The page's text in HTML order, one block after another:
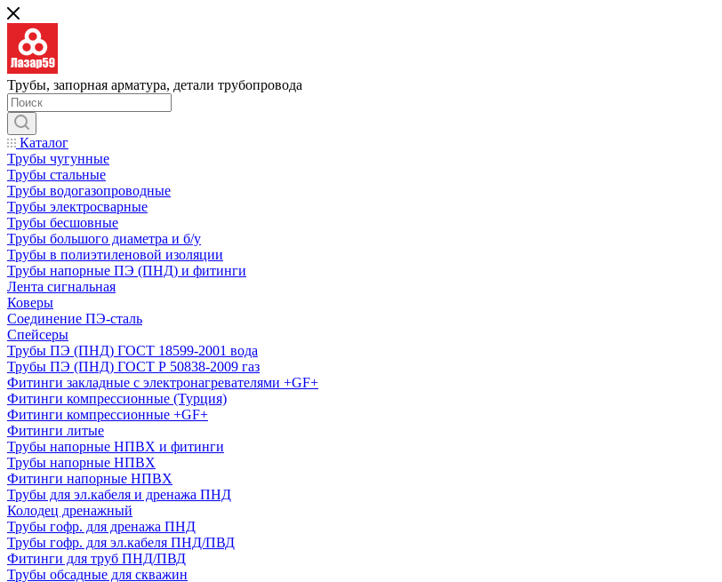
Трубы, запорная арматура, детали трубопровода
Каталог
Трубы чугунные
Трубы стальные
Трубы водогазопроводные
Трубы электросварные
Трубы бесшовные
Трубы большого диаметра и б/у
Трубы в полиэтиленовой изоляции
Трубы напорные ПЭ (ПНД) и фитинги
Лента сигнальная
Коверы
Соединение ПЭ-сталь
Спейсеры
Трубы ПЭ (ПНД) ГОСТ 18599-2001 вода
Трубы ПЭ (ПНД) ГОСТ Р 50838-2009 газ
Фитинги закладные с электронагревателями +GF+
Фитинги компрессионные (Турция)
Фитинги компрессионные +GF+
Фитинги литые
Трубы напорные НПВХ и фитинги
Трубы напорные НПВХ
Фитинги напорные НПВХ
Трубы для эл.кабеля и дренажа ПНД
Колодец дренажный
Трубы гофр. для дренажа ПНД
Трубы гофр. для эл.кабеля ПНД/ПВД
Фитинги для труб ПНД/ПВД
Трубы обсадные для скважин